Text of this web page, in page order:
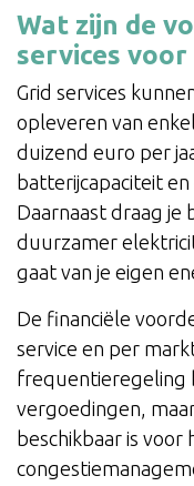
Wat zijn de
services voor
Grid services
opleveren van
duizend euro per
batterijcapaciteit
Daarnaast draag je
duurzamer
gaat van je eigen
De financiële
service en per
frequentieregeling
vergoedingen,
beschikbaar is voor